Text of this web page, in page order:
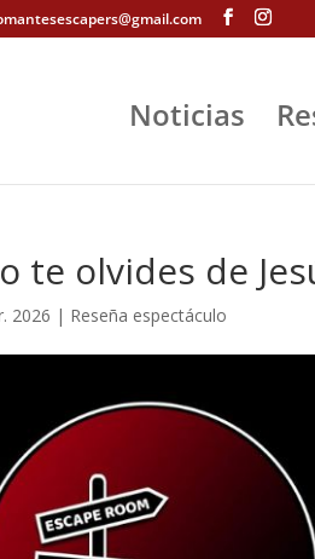
Noticias
te olvides de
2026 | Reseña espectáculo